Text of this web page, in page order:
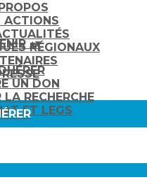
ACTIONS
RÉGIONAUX
▴▾
UN DON
RECHERCHE
ET LEGS